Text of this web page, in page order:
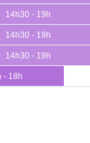
14h30 - 19h
14h30 - 19h
14h30 - 19h
- 18h